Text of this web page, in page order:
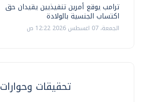
ترامب يوقع أمرين تنفيذيين يقيدان حق
اكتساب الجنسية بالولادة
الجمعة، 07 اغسطس 2026 12:22 ص
تحقيقات وحوارات